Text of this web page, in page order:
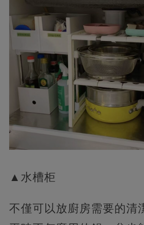
▲水槽柜
不僅可以放廚房需要的清